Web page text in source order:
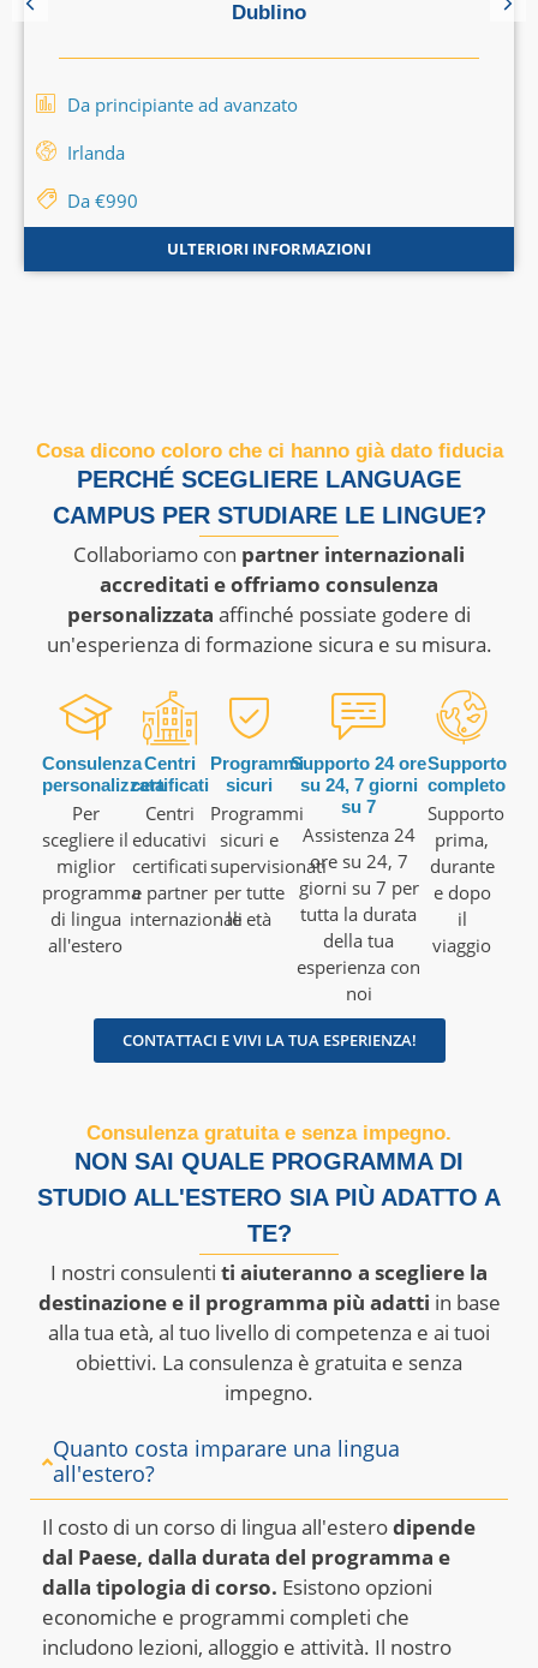
Dublino
Da principiante ad avanzato
Irlanda
Da €990
ULTERIORI INFORMAZIONI
Cosa dicono coloro che ci hanno già dato fiducia
PERCHÉ SCEGLIERE LANGUAGE
CAMPUS PER STUDIARE LE LINGUE?
Collaboriamo con partner internazionali
accreditati e offriamo consulenza
personalizzata affinché possiate godere di
un'esperienza di formazione sicura e su misura.
Consulenza
personalizzata
Per
scegliere il
miglior
programma
di lingua
all'estero
Centri
certificati
Centri
educativi
certificati
e partner
internazionali
Programmi
sicuri
Programmi
sicuri e
supervisionati
per tutte
le età
Supporto 24 ore
su 24, 7 giorni
su 7
Assistenza 24
ore su 24, 7
giorni su 7 per
tutta la durata
della tua
esperienza con
noi
Supporto
completo
Supporto
prima,
durante
e dopo
il
viaggio
CONTATTACI E VIVI LA TUA ESPERIENZA!
Consulenza gratuita e senza impegno.
NON SAI QUALE PROGRAMMA DI
STUDIO ALL'ESTERO SIA PIÙ ADATTO A
TE?
I nostri consulenti ti aiuteranno a scegliere la
destinazione e il programma più adatti in base
alla tua età, al tuo livello di competenza e ai tuoi
obiettivi. La consulenza è gratuita e senza
impegno.
Quanto costa imparare una lingua
all'estero?
Il costo di un corso di lingua all'esterodipende
dal Paese, dalla durata del programma e
dalla tipologia di corso. Esistono opzioni
economiche e programmi completi che
includono lezioni, alloggio e attività. Il nostro